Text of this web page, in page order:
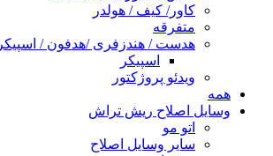
کاور/ کیف / هولدر
متفرقه
هدست / هندزفری /هدفون / اسپیکر
اسپیکر
ویدئو پروژکتور
همه
وسایل اصلاح ریش تراش
اتو مو
سایر وسایل اصلاح